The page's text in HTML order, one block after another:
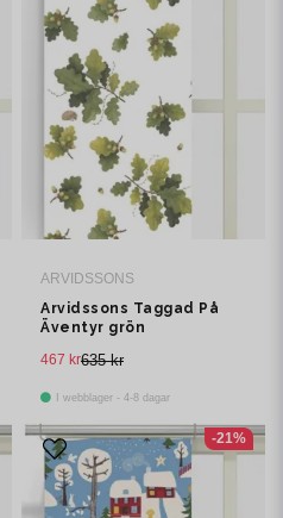
ARVIDSSONS
Arvidssons Taggad På
Äventyr grön
635 kr
467 kr
I webblager - 4-8 dagar
-21%